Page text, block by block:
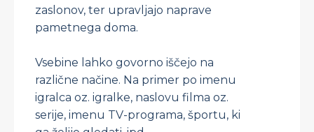
zaslonov, ter upravljajo naprave
pametnega doma.
Vsebine lahko govorno iščejo na
različne načine. Na primer po imenu
igralca oz. igralke, naslovu filma oz.
serije, imenu TV-programa, športu, ki